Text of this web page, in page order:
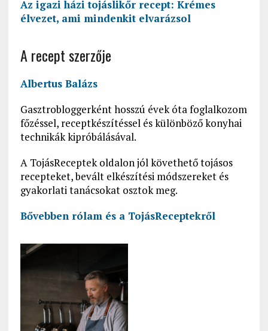
Az igazi házi tojáslikőr recept: Krémes
élvezet, ami mindenkit elvarázsol
A recept szerzője
Albertus Balázs
Gasztrobloggerként hosszú évek óta foglalkozom
főzéssel, receptkészítéssel és különböző konyhai
technikák kipróbálásával.
A TojásReceptek oldalon jól követhető tojásos
recepteket, bevált elkészítési módszereket és
gyakorlati tanácsokat osztok meg.
Bővebben rólam és a TojásReceptekről